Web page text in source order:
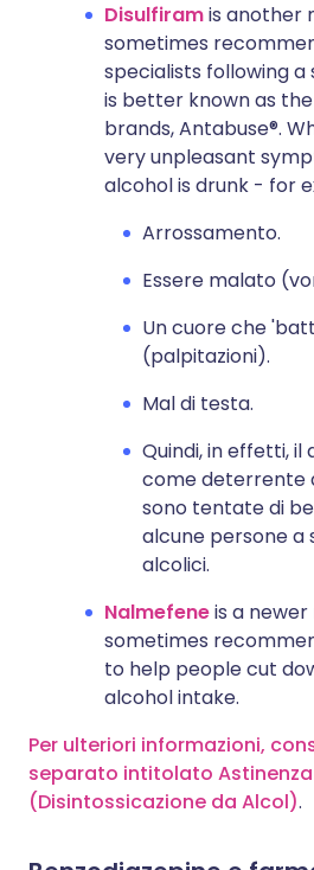
Disulfiramis another
sometimes
specialists following a
is better known as
brands, Antabuse®.
very unpleasant
alcohol is drunk - for
Arrossamento.
Essere malato
Un cuore che
(palpitazioni).
Mal di testa.
Quindi, in effetti, il
come deterrente
sono tentate di
alcune persone
alcolici.
Nalmefeneis a
sometimes
to help people cut
alcohol intake.
Per ulteriori informazioni,
separato intitolato
(Disintossicazione da Alcol).